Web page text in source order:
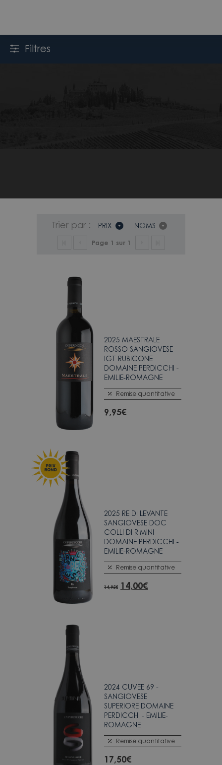
Filtres
Trier par : PRIX NOMS
Page 1 sur 1
2025 MAESTRALE
ROSSO SANGIOVESE
IGT RUBICONE
DOMAINE PERDICCHI -
EMILIE-ROMAGNE
Remise quantitative
9,95€
2025 RE DI LEVANTE
SANGIOVESE DOC
COLLI DI RIMINI
DOMAINE PERDICCHI -
EMILIE-ROMAGNE
Remise quantitative
14,95€ 14,00€
2024 CUVEE 69 -
SANGIOVESE
SUPERIORE DOMAINE
PERDICCHI - EMILIE-
ROMAGNE
Remise quantitative
17,50€